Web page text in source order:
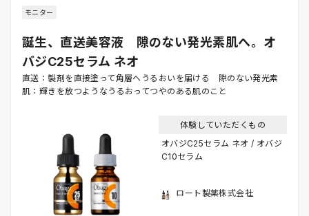
モニター
誕生、直送美容液 隙のない発光素肌へ。オ
バジC25セラム ネオ
直送：製剤を直接塗って角層へうるおいを届ける 隙のない発光素
肌：輝きを放つようなうるおってつやのある肌のこと
体験していただくもの
オバジC25セラム ネオ / オバジ
C10セラム
ロート製薬株式会社